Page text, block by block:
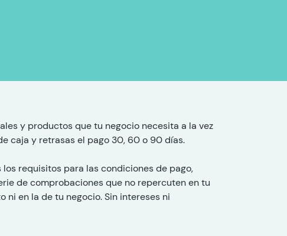
y productos que tu negocio necesita a la vez
caja y retrasas el pago 30, 60 o 90 días.
requisitos para las condiciones de pago,
de comprobaciones que no repercuten en tu
ni en la de tu negocio. Sin intereses ni